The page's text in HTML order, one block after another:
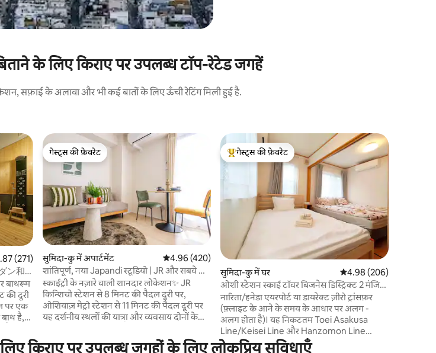
के लिए किराए पर उपलब्ध टॉप-रेटेड जगहें
सफ़ाई के अलावा और भी कई बातों के लिए ऊँची रेटिंग मिली हुई है.
रेटिंग 5 में से 4.87, 271 समीक्षाएँ
(271)
ン和
上野観
बाथरूम
की दूरी
है,
भी
गेस्ट्स की फ़ेवरेट
गेस्ट्स की फ़ेवरेट
सुमिदा-कु में अपार्टमेंट औसत रेटिंग 5 में से 4.96, 420 समीक्षाएँ
4.96 (420)
शांतिपूर्ण, नया Japandi स्टूडियो | JR और सबवे के
पास | वॉशिंग मशीन और ड्रायर | लिफ्ट | सामान रखने
की जगह
स्काईट्री के नज़ारे वाली शानदार लोकेशन✨ JR
किन्शिचो स्टेशन से 8 मिनट की पैदल दूरी पर,
ओशियाज़ मेट्रो स्टेशन से 11 मिनट की पैदल दूरी पर
यह दर्शनीय स्थलों की यात्रा और व्यवसाय दोनों के
सही। 🚿 बाथरूम और टॉयलेट को अलग - अलग रखा
गेस्ट्स का टॉप फ़ेवरेट
गेस्ट्स की फ़ेवरेट
सुमिदा-कु में घर औसत रेटिंग 5 में से 4.98,
4.98 (206)
ओशी स्टेशन स्काई टॉवर बिजनेस डिस्ट्रिक्ट 2 मंजिला
3 बेडरूम का एकल परिवार होटल/नरीता हनेदा हवाई
अड्डे या सीधे ट्रांसफर/असाकुसा लाइन 2 स्टॉप
असाकुसा/बस सीधे डिज़नी तक
नारिता/हनेडा एयरपोर्ट या डायरेक्ट ज़ीरो ट्रांसफ़र
(फ़्लाइट के आने के समय के आधार पर अलग -
अलग होता है)। यह निकटतम Toei Asakusa
Line/Keisei Line और Hanzomon Line
Oshiage Station Exit B2 से लगभग 2 -3 मिनट
लिए किराए पर उपलब्ध जगहों के लिए लोकप्रिय सुविधाएँ